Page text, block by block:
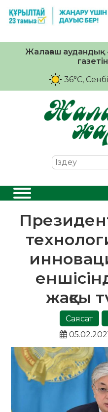
Жалағаш
36°C,
жақсы
Саясат